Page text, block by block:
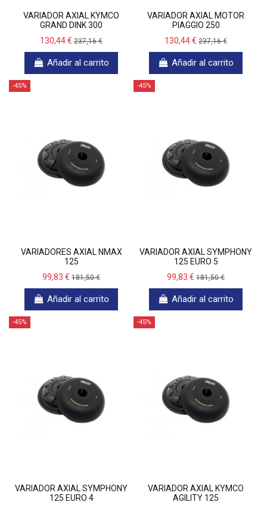
VARIADOR AXIAL KYMCO
GRAND DINK 300
130,44 € 237,16 €
Añadir al carrito
VARIADOR AXIAL MOTOR
PIAGGIO 250
130,44 € 237,16 €
Añadir al carrito
-45%
VARIADORES AXIAL NMAX
125
99,83 € 181,50 €
Añadir al carrito
-45%
VARIADOR AXIAL SYMPHONY
125 EURO 5
99,83 € 181,50 €
Añadir al carrito
-45%
VARIADOR AXIAL SYMPHONY
125 EURO 4
-45%
VARIADOR AXIAL KYMCO
AGILITY 125